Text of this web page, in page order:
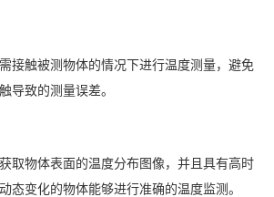
接触被测物体的情况下进行温度测量，避免
导致的测量误差。
取物体表面的温度分布图像，并且具有高时
态变化的物体能够进行准确的温度监测。